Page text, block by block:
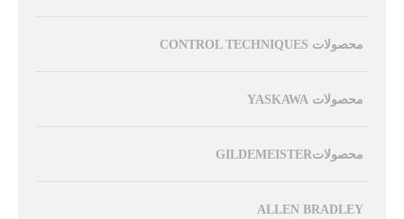
محصولات CONTROL TECHNIQUES
محصولات YASKAWA
محصولاتGILDEMEISTER
ALLEN BRADLEY